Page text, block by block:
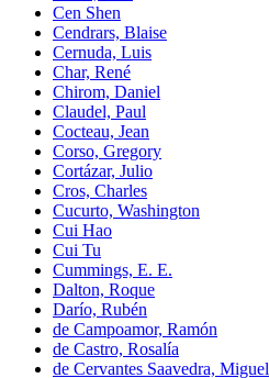
Cen Shen
Cendrars, Blaise
Cernuda, Luis
Char, René
Chirom, Daniel
Claudel, Paul
Cocteau, Jean
Corso, Gregory
Cortázar, Julio
Cros, Charles
Cucurto, Washington
Cui Hao
Cui Tu
Cummings, E. E.
Dalton, Roque
Darío, Rubén
de Campoamor, Ramón
de Castro, Rosalía
de Cervantes Saavedra, Miguel